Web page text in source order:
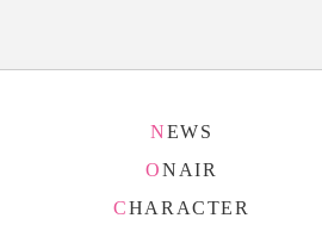
NEWS
ONAIR
CHARACTER